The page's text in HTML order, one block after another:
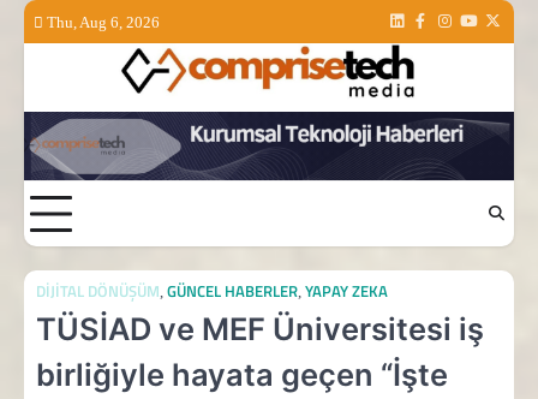
Skip
Thu, Aug 6, 2026
Linkedin
Facebook
Instagram
Youtube
Twitter
DIJITAL DÖNÜŞÜM GÜNCEL HABERLER YAPAY ZEKA
TÜSİAD ve MEF Üniversitesi iş
birliğiyle hayata geçen “İşte